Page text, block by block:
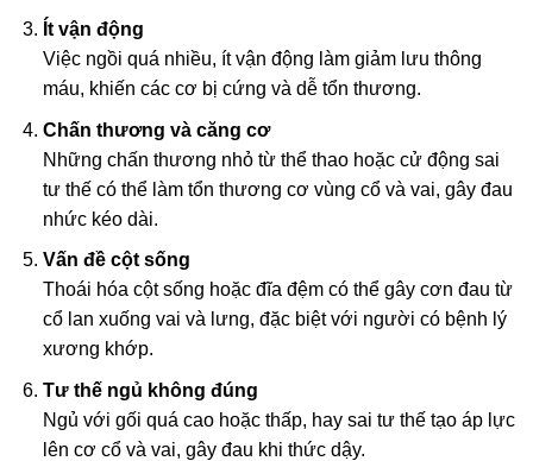
Ít vận động
Việc ngồi quá nhiều, ít vận động làm giảm lưu thông
máu, khiến các cơ bị cứng và dễ tổn thương.
Chấn thương và căng cơ
Những chấn thương nhỏ từ thể thao hoặc cử động sai
tư thế có thể làm tổn thương cơ vùng cổ và vai, gây đau
nhức kéo dài.
Vấn đề cột sống
Thoái hóa cột sống hoặc đĩa đệm có thể gây cơn đau từ
cổ lan xuống vai và lưng, đặc biệt với người có bệnh lý
xương khớp.
Tư thế ngủ không đúng
Ngủ với gối quá cao hoặc thấp, hay sai tư thế tạo áp lực
lên cơ cổ và vai, gây đau khi thức dậy.